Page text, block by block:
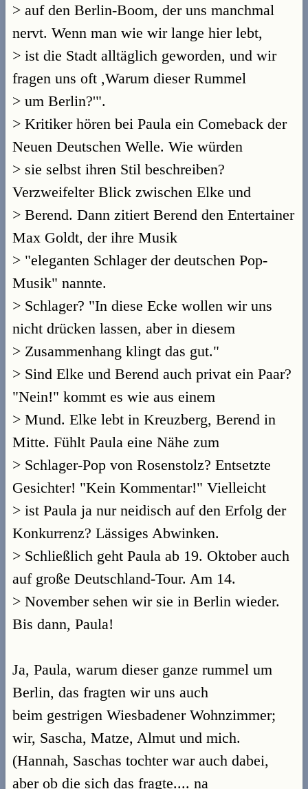
> auf den Berlin-Boom, der uns manchmal
nervt. Wenn man wie wir lange hier lebt,
> ist die Stadt alltäglich geworden, und wir
fragen uns oft ,Warum dieser Rummel
> um Berlin?'".
> Kritiker hören bei Paula ein Comeback der
Neuen Deutschen Welle. Wie würden
> sie selbst ihren Stil beschreiben?
Verzweifelter Blick zwischen Elke und
> Berend. Dann zitiert Berend den Entertainer
Max Goldt, der ihre Musik
> "eleganten Schlager der deutschen Pop-
Musik" nannte.
> Schlager? "In diese Ecke wollen wir uns
nicht drücken lassen, aber in diesem
> Zusammenhang klingt das gut."
> Sind Elke und Berend auch privat ein Paar?
"Nein!" kommt es wie aus einem
> Mund. Elke lebt in Kreuzberg, Berend in
Mitte. Fühlt Paula eine Nähe zum
> Schlager-Pop von Rosenstolz? Entsetzte
Gesichter! "Kein Kommentar!" Vielleicht
> ist Paula ja nur neidisch auf den Erfolg der
Konkurrenz? Lässiges Abwinken.
> Schließlich geht Paula ab 19. Oktober auch
auf große Deutschland-Tour. Am 14.
> November sehen wir sie in Berlin wieder.
Bis dann, Paula!
Ja, Paula, warum dieser ganze rummel um
Berlin, das fragten wir uns auch
beim gestrigen Wiesbadener Wohnzimmer;
wir, Sascha, Matze, Almut und mich.
(Hannah, Saschas tochter war auch dabei,
aber ob die sich das fragte.... na